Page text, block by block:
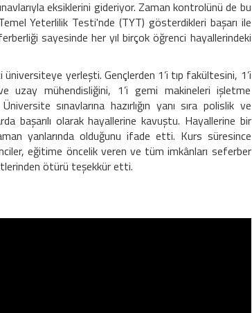
eksiklerini gideriyor. Zaman kontrolünü de bu
Yeterlilik Testi'nde (TYT) gösterdikleri başarı ile
sayesinde her yıl birçok öğrenci hayallerindeki
yerleşti. Gençlerden 1’i tıp fakültesini, 1’i
uzay mühendisliğini, 1’i gemi makineleri işletme
sınavlarına hazırlığın yanı sıra polislik ve
başarılı olarak hayallerine kavuştu. Hayallerine bir
yanlarında olduğunu ifade etti. Kurs süresince
eğitime öncelik veren ve tüm imkânları seferber
ötürü teşekkür etti.